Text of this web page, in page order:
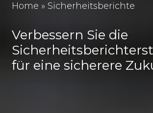
Home » Sicherheitsberichte
Verbessern Sie die
für eine sicherere